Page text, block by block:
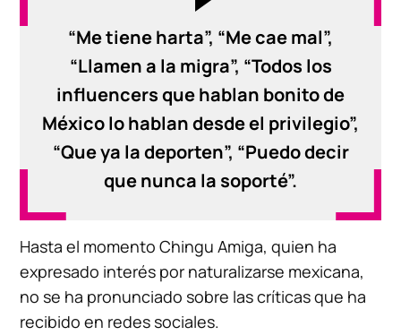
“Me tiene harta”, “Me cae mal”,
“Llamen a la migra”, “Todos los
influencers que hablan bonito de
México lo hablan desde el privilegio”,
“Que ya la deporten”, “Puedo decir
que nunca la soporté”.
Hasta el momento Chingu Amiga, quien ha
expresado interés por naturalizarse mexicana,
no se ha pronunciado sobre las críticas que ha
recibido en redes sociales.